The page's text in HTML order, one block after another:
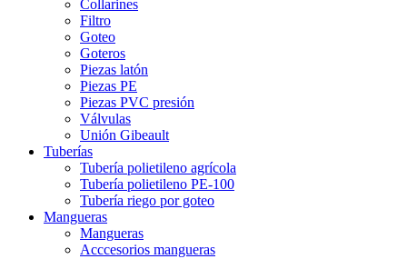
Collarines
Filtro
Goteo
Goteros
Piezas latón
Piezas PE
Piezas PVC presión
Válvulas
Unión Gibeault
Tuberías
Tubería polietileno agrícola
Tubería polietileno PE-100
Tubería riego por goteo
Mangueras
Mangueras
Acccesorios mangueras